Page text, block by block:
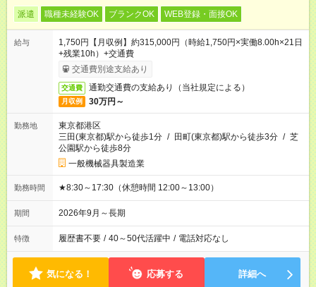
派遣 職種未経験OK ブランクOK WEB登録・面接OK
給与
1,750円【月収例】約315,000円（時給1,750円×実働8.00h×21日
+残業10h）+交通費
交通費別途支給あり
交通費 通勤交通費の支給あり（当社規定による）
月収例 30万円～
勤務地
東京都港区
三田(東京都)駅から徒歩1分 / 田町(東京都)駅から徒歩3分 / 芝
公園駅から徒歩8分
一般機械器具製造業
勤務時間 ★8:30～17:30（休憩時間 12:00～13:00）
期間 2026年9月～長期
特徴 履歴書不要 / 40～50代活躍中 / 電話対応なし
気になる！ 応募する 詳細へ